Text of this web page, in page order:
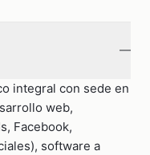
integral con sede en
web,
Facebook,
software a